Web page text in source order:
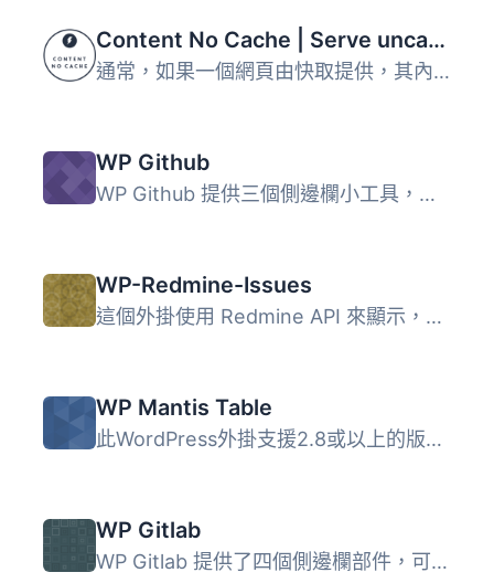
Content No Cache | Serve uncached partial content even when you add it to a page that is fully cached.
通常，如果一個網頁由快取提供，其內容會保持不變，直到快取...
WP Github
WP Github 提供三個側邊欄小工具，可配置為在側邊欄中顯示來...
WP-Redmine-Issues
這個外掛使用 Redmine API 來顯示，並且如果在設置中啟用，則...
WP Mantis Table
此WordPress外掛支援2.8或以上的版本，允許您在WordPress的頁...
WP Gitlab
WP Gitlab 提供了四個側邊欄部件，可以配置以在側邊欄中顯示 ...